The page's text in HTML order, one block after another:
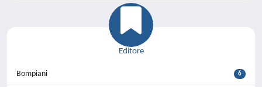
Editore
Bompiani 6